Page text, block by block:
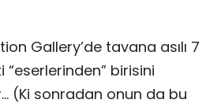
Gallery’de tavana asılı 7
birisini
(Ki sonradan onun da bu